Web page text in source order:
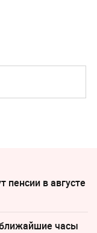
пенсии в августе
часы